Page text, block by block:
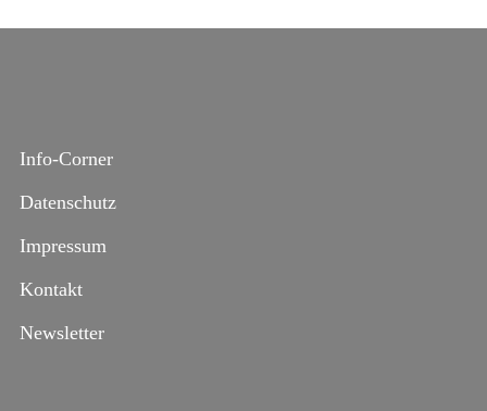
Info-Corner
Datenschutz
Impressum
Kontakt
Newsletter